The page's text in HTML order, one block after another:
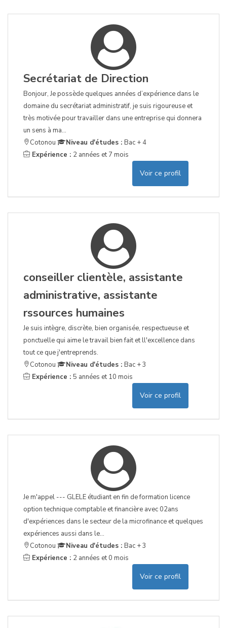
Secrétariat de Direction
Bonjour, Je possède quelques années d’expérience dans le
domaine du secrétariat administratif, je suis rigoureuse et
très motivée pour travailler dans une entreprise qui donnera
un sens à ma...
Cotonou
Niveau d'études : Bac + 4
Expérience : 2 années et 7 mois
Voir ce profil
conseiller clientèle, assistante
administrative, assistante
rssources humaines
Je suis intègre, discrète, bien organisée, respectueuse et
ponctuelle qui aime le travail bien fait et ll'excellence dans
tout ce que j'entreprends.
Cotonou
Niveau d'études : Bac + 3
Expérience : 5 années et 10 mois
Voir ce profil
Je m'appel --- GLELE étudiant en fin de formation licence
option technique comptable et financière avec 02ans
d'expériences dans le secteur de la microfinance et quelques
expériences aussi dans le...
Cotonou
Niveau d'études : Bac + 3
Expérience : 2 années et 0 mois
Voir ce profil